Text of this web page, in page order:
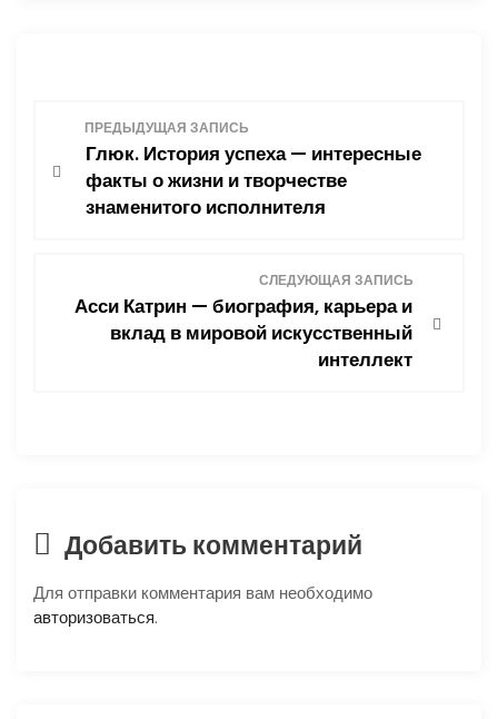
я
п
о
ПРЕДЫДУЩАЯ ЗАПИСЬ
Глюк. История успеха — интересные
факты о жизни и творчестве
знаменитого исполнителя
СЛЕДУЮЩАЯ ЗАПИСЬ
Асси Катрин — биография, карьера и
вклад в мировой искусственный
интеллект
Добавить комментарий
Для отправки комментария вам необходимо
авторизоваться.